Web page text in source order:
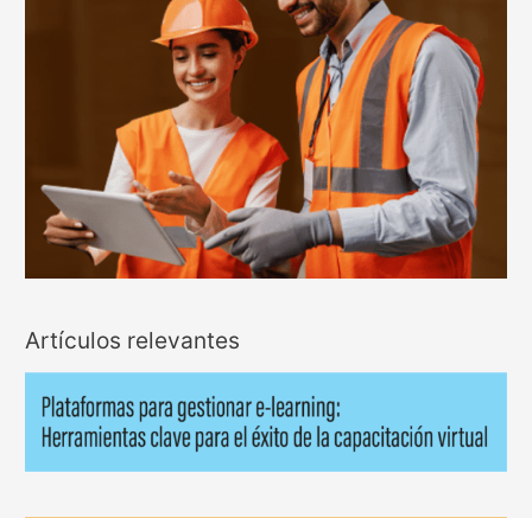
Artículos relevantes